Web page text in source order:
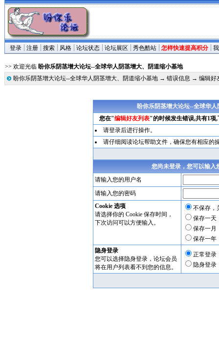
登录 注册 搜索 风格 论坛状态 论坛展区 秀色酷站 怎样快速提高积分
>> 欢迎光临 盼你乐阴茎增大论坛--全球华人阴茎增大、阴道缩小基地
盼你乐阴茎增大论坛--全球华人阴茎增大、阴道缩小基地→ 错误信息 → 编辑好
盼你乐阴茎增大论坛--全球华
您在"编辑好友列表"的时候发生错误,共有1项
请登录后进行操作。
请仔细阅读论坛帮助文件，确保您有相应的
您尚未登录，您可以输入
请输入您的用户名
请输入您的密码
Cookie 选项
请选择你的 Cookie 保存时间，
下次访问可以方便输入。
不保存，
保存一天
保存一月
保存一年
隐身登录
您可以选择隐身登录，论坛会员
将在用户列表看不到您的信息。
正常登录
隐身登录